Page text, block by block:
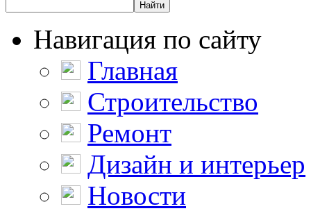
Навигация по сайту
Главная
Строительство
Ремонт
Дизайн и интерьер
Новости